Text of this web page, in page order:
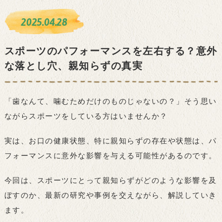
2025.04.28
スポーツのパフォーマンスを左右する？意外
な落とし穴、親知らずの真実
「歯なんて、噛むためだけのものじゃないの？」そう思い
ながらスポーツをしている方はいませんか？
実は、お口の健康状態、特に親知らずの存在や状態は、パ
フォーマンスに意外な影響を与える可能性があるのです。
今回は、スポーツにとって親知らずがどのような影響を及
ぼすのか、最新の研究や事例を交えながら、解説していき
ます。